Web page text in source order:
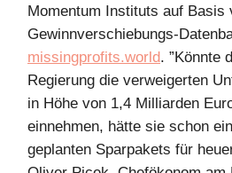
Momentum Instituts auf Basis
Gewinnverschiebungs-
missingprofits.world. ”Könnte
Regierung die verweigerten
in Höhe von 1,4 Milliarden
einnehmen, hätte sie schon
geplanten Sparpakets für